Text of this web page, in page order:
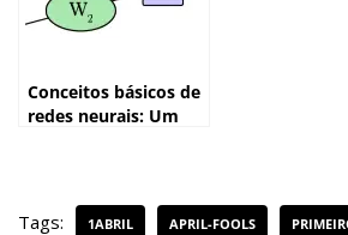
Conceitos básicos de
redes neurais: Um
Tags: 1ABRIL APRIL-FOOLS